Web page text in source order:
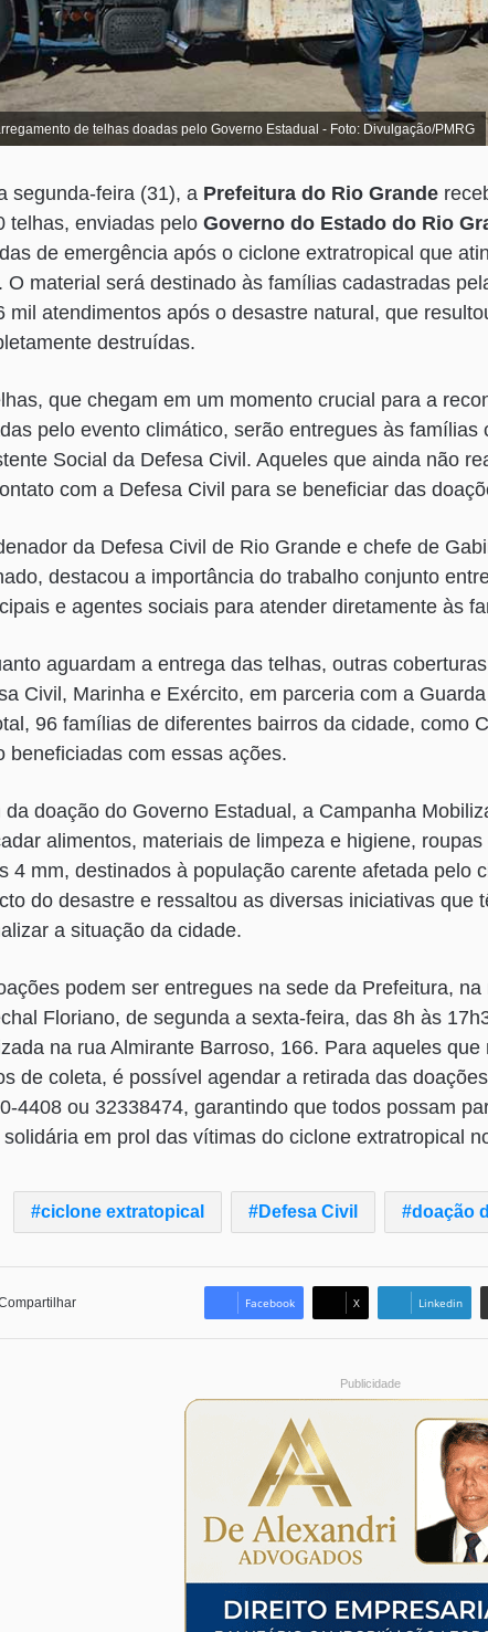
de telhas doadas pelo Governo Estadual - Foto: Divulgação/PMRG
segunda-feira (31), a Prefeitura do Rio Grande
telhas, enviadas pelo Governo do Estado do Rio
de emergência após o ciclone extratropical que
O material será destinado às famílias cadastradas
mil atendimentos após o desastre natural, que
destruídas.
que chegam em um momento crucial para a
pelo evento climático, serão entregues às famílias
Social da Defesa Civil. Aqueles que ainda não
com a Defesa Civil para se beneficiar das
da Defesa Civil de Rio Grande e chefe de
destacou a importância do trabalho conjunto
e agentes sociais para atender diretamente às
aguardam a entrega das telhas, outras
Civil, Marinha e Exército, em parceria com a
96 famílias de diferentes bairros da cidade, como
beneficiadas com essas ações.
da doação do Governo Estadual, a Campanha
alimentos, materiais de limpeza e higiene,
4 mm, destinados à população carente afetada pelo
do desastre e ressaltou as diversas iniciativas que
a situação da cidade.
podem ser entregues na sede da Prefeitura,
Floriano, de segunda a sexta-feira, das 8h às
na rua Almirante Barroso, 166. Para aqueles
de coleta, é possível agendar a retirada das
4408 ou 32338474, garantindo que todos possam
em prol das vítimas do ciclone extratropical
ciclone extratopical Defesa Civil doação
Facebook X Linkedin
Publicidade